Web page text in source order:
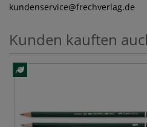
kundenservice@frechverlag.de
Kunden kauften